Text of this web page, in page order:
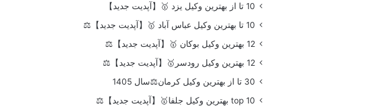
10 تا از بهترین وکیل یزد 🥇【آپدیت جدید】
10 تا بهترین وکیل عباس آباد 🥇【آپدیت جدید】⚖️
12 بهترین وکیل بوکان 🥇【آپدیت جدید】⚖️
12 بهترین وکیل رودسر🥇【آپدیت جدید】⚖️
30 تا از بهترین وکیل کرمان⚖️سال 1405
top 10 بهترین وکیل جلفا🥇【آپدیت جدید】⚖️